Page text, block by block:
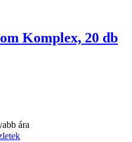
Komplex, 20 db
ára